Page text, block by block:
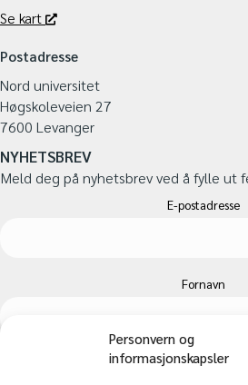
Personvern og
informasjonskapsler
Se kart
Postadresse
Nord universitet
Høgskoleveien 27
7600 Levanger
NYHETSBREV
Meld deg på nyhetsbrev ved å fylle ut
E-postadresse
Fornavn
Etternavn